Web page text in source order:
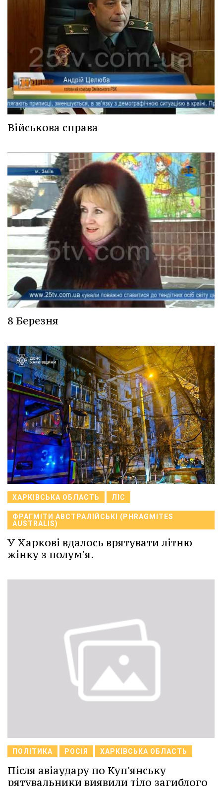
Військова справа
8 Березня
ХАРКІВСЬКА ОБЛАСТЬ ЛІС
ФРАГМІТИ АВСТРАЛІЙСЬКІ (PHRAGMITES
AUSTRALIS)
У Харкові вдалось врятувати літню
жінку з полум'я.
ПОЛІТИКА РОСІЯ ХАРКІВСЬКА ОБЛАСТЬ
Після авіаудару по Куп'янську
рятувальники виявили тіло загиблого